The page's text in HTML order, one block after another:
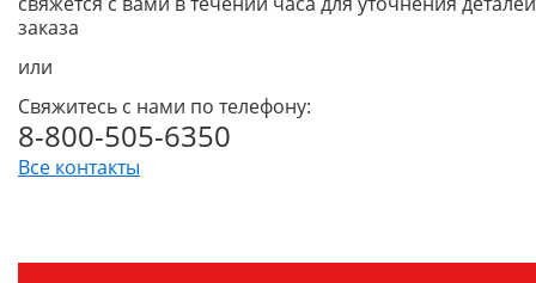
заказа
или
Свяжитесь с нами по телефону:
8-800-505-6350
Все контакты